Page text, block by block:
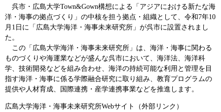
呉市・広島大学Town&Gown構想による「アジアにおける新たな海
洋・海事の拠点づくり」の中核を担う拠点・組織として、令和7年10
月1日に「広島大学海洋・海事未来研究所」が呉市に設置されまし
た。
この「広島大学海洋・海事未来研究所」は、海洋・海事に関わる
ものづくりや海運業などが盛んな呉市において、海洋法、海洋科
学、技術開発などを組み合わせ、海洋の持続可能な利用と管理を目
指す海洋・海事に係る学際融合研究に取り組み、教育プログラムの
提供や人材育成、国際連携・産学連携事業などを推進します。
広島大学海洋・海事未来研究所Webサイト（外部リンク）